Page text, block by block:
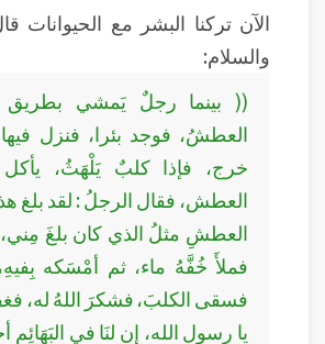
الآن تركنا البشر مع الحيوانات
والسلام:
(( بينما رجلٌ يَمشي بطريق
العطشُ، فوجد بئرا، فنزل
خرج، فإذا كلبٌ يَلْهَثُ،
العطش، فقال الرجلُ : لقد بلغ
العطشِ مثلُ الذي كان بلغَ مِني،
فملأَ خُفَّهُ ماء، ثم أمْسَكه
فسقى الكلبَ، فشكرَ اللهُ له،
يا رسول الله، إِن لنَا في البَهَائِمِ